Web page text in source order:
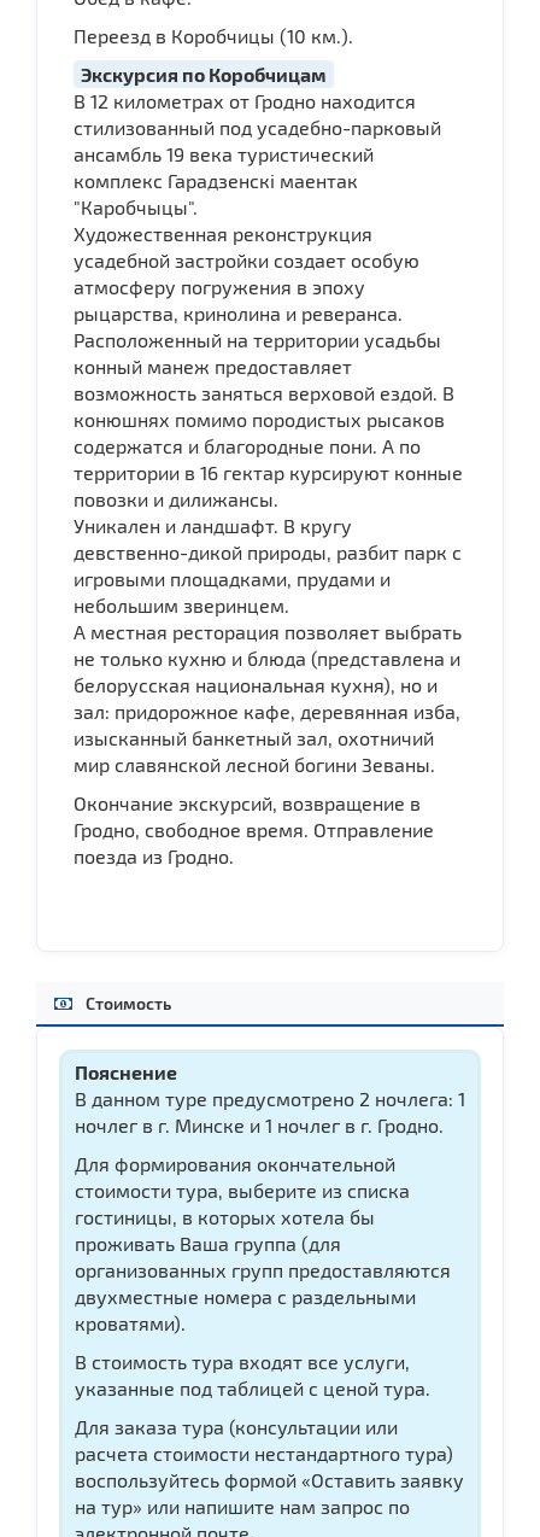
Переезд в Коробчицы (10 км.).
Экскурсия по Коробчицам
В 12 километрах от Гродно находится
стилизованный под усадебно-парковый
ансамбль 19 века туристический
комплекс Гарадзенскi маентак
"Каробчыцы".
Художественная реконструкция
усадебной застройки создает особую
атмосферу погружения в эпоху
рыцарства, кринолина и реверанса.
Расположенный на территории усадьбы
конный манеж предоставляет
возможность заняться верховой ездой. В
конюшнях помимо породистых рысаков
содержатся и благородные пони. А по
территории в 16 гектар курсируют конные
повозки и дилижансы.
Уникален и ландшафт. В кругу
девственно-дикой природы, разбит парк с
игровыми площадками, прудами и
небольшим зверинцем.
А местная ресторация позволяет выбрать
не только кухню и блюда (представлена и
белорусская национальная кухня), но и
зал: придорожное кафе, деревянная изба,
изысканный банкетный зал, охотничий
мир славянской лесной богини Зеваны.
Окончание экскурсий, возвращение в
Гродно, свободное время. Отправление
поезда из Гродно.
Стоимость
Пояснение
В данном туре предусмотрено 2 ночлега: 1
ночлег в г. Минске и 1 ночлег в г. Гродно.
Для формирования окончательной
стоимости тура, выберите из списка
гостиницы, в которых хотела бы
проживать Ваша группа (для
организованных групп предоставляются
двухместные номера с раздельными
кроватями).
В стоимость тура входят все услуги,
указанные под таблицей с ценой тура.
Для заказа тура (консультации или
расчета стоимости нестандартного тура)
воспользуйтесь формой «Оставить заявку
на тур» или напишите нам запрос по
электронной почте.